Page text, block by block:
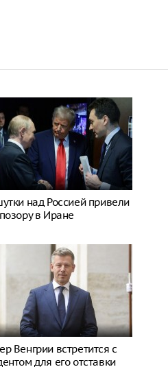
над Россией привели
в Иране
Венгрии встретится с
для его отставки